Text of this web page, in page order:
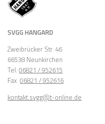
SVGG HANGARD
Zweibrücker Str. 46
66538 Neunkirchen
Tel. 06821 / 952615
Fax 06821 / 952616
kontakt.svgg@t-online.de